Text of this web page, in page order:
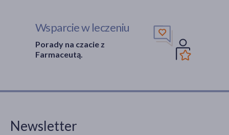
Wsparcie w leczeniu
Porady na czacie z
Farmaceutą.
Newsletter